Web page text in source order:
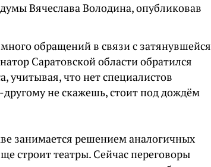
Вячеслава Володина, опубликовав
обращений в связи с затянувшейся
Саратовской области обратился
учитывая, что нет специалистов
другому не скажешь, стоит под дождём
занимается решением аналогичных
строит театры. Сейчас переговоры